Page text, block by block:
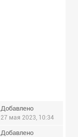
Добавлено
27 мая 2023, 10:34
Добавлено